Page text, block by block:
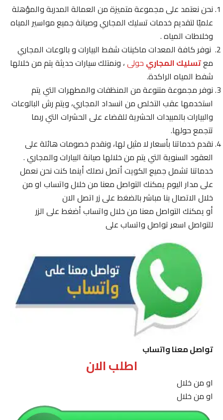
نحن نعتمد على مجموعة متميزة من العمالة المدربة والمؤهلة
علميًا لتقديم خدمات تسليك المجاري وصيانة جميع مواسير المياه
وخلاطات المياه .
نوفر كافة المعدات ماكينات شفط البيارات و بالوعات المجاري
معتسليك المجاريحولى، ونمتلك سيارات حديثة يتم من خلالها
شفط المياه الراكدة.
نوفر مجموعة متنوعة من المنظفات والمطهرات التي يتم
استخدمها عقب التخلص من انسداد المجاري، ويتم رش البالوعات
والبيارات بالمبيدات الحشرية للقضاء على الحشرات التي ربما
تتجمع حولها.
نقدم خدماتنا بأسعار لا مثيل لها، ونقدم خصومات هائلة على
العقود السنوية التي يتم من خلالها صيانة البيارات والمجاري .
خدماتنا تشمل جميع الكويت أتصل نصلك أينما كنت نحن نعمل
على مدار اليوم يمكنك التواصل معنا من خلال واتساب او من
خلال الاتصال بنا مباشر بالضغط على زر اتصل الان
أو يمكنك التواصل معنا من خلال واتساب أضغط على الزر
للتواصل اسعر تواصل واتساب على
تواصل معنا واتساب
اطلب الان
او من خلال
او من خلال